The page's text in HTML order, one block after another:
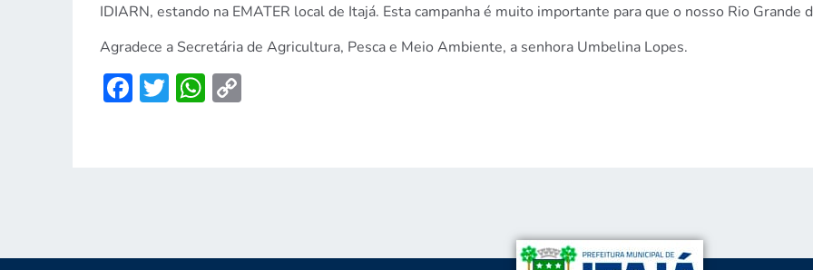
IDIARN, estando na EMATER local de Itajá. Esta campanha é muito importante para que o nosso Rio Grande
Agradece a Secretária de Agricultura, Pesca e Meio Ambiente, a senhora Umbelina Lopes.
Facebook
TwitterWhatsApp
Copy